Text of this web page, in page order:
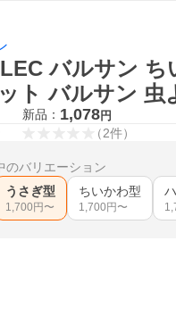
バルサン
ト バルサン 虫
新品： 1,078円
（2件）
のバリエーション
うさぎ型
1,700 円〜
ちいかわ型
1,700 円〜